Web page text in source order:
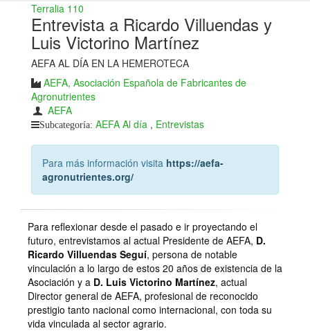
Terralia 110
Entrevista a Ricardo Villuendas y
Luis Victorino Martínez
AEFA AL DÍA EN LA HEMEROTECA
AEFA, Asociación Española de Fabricantes de
Agronutrientes
AEFA
Subcategoría: AEFA Al día , Entrevistas
Para más información visita https://aefa-
agronutrientes.org/
Para reflexionar desde el pasado e ir proyectando el
futuro, entrevistamos al actual Presidente de AEFA, D.
Ricardo Villuendas Seguí, persona de notable
vinculación a lo largo de estos 20 años de existencia de la
Asociación y a D. Luis Victorino Martínez, actual
Director general de AEFA, profesional de reconocido
prestigio tanto nacional como internacional, con toda su
vida vinculada al sector agrario.